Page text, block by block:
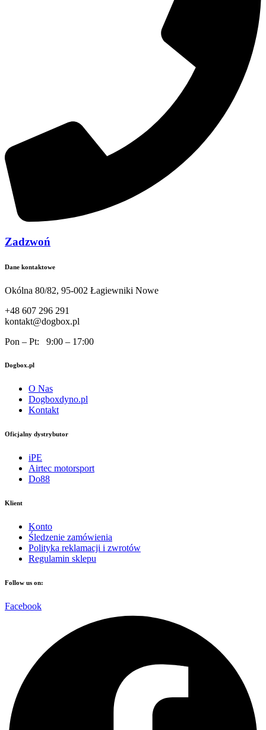
Zadzwoń
Dane kontaktowe
Okólna 80/82, 95-002 Łagiewniki Nowe
+48 607 296 291
kontakt@dogbox.pl
Pon – Pt: 9:00 – 17:00
Dogbox.pl
O Nas
Dogboxdyno.pl
Kontakt
Oficjalny dystrybutor
iPE
Airtec motorsport
Do88
Klient
Konto
Śledzenie zamówienia
Polityka reklamacji i zwrotów
Regulamin sklepu
Follow us on:
Facebook